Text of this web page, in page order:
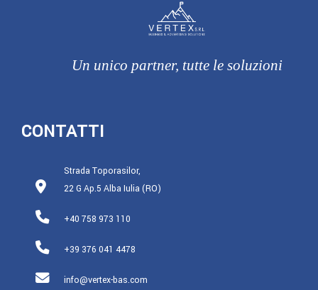
Un unico partner, tutte le soluzioni
CONTATTI
Strada Toporasilor,
22 G Ap.5 Alba Iulia (RO)
+40 758 973 110
+39 376 041 4478
info@vertex-bas.com